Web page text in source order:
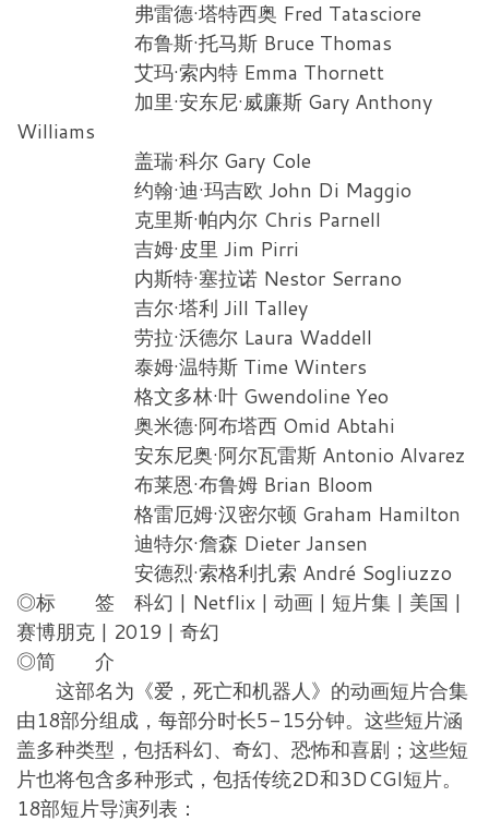
弗雷德·塔特西奥 Fred Tatasciore
布鲁斯·托马斯 Bruce Thomas
艾玛·索内特 Emma Thornett
加里·安东尼·威廉斯 Gary Anthony
Williams
盖瑞·科尔 Gary Cole
约翰·迪·玛吉欧 John Di Maggio
克里斯·帕内尔 Chris Parnell
吉姆·皮里 Jim Pirri
内斯特·塞拉诺 Nestor Serrano
吉尔·塔利 Jill Talley
劳拉·沃德尔 Laura Waddell
泰姆·温特斯 Time Winters
格文多林·叶 Gwendoline Yeo
奥米德·阿布塔西 Omid Abtahi
安东尼奥·阿尔瓦雷斯 Antonio Alvarez
布莱恩·布鲁姆 Brian Bloom
格雷厄姆·汉密尔顿 Graham Hamilton
迪特尔·詹森 Dieter Jansen
安德烈·索格利扎索 André Sogliuzzo
◎标 签 科幻 | Netflix | 动画 | 短片集 | 美国 |
赛博朋克 | 2019 | 奇幻
◎简 介
这部名为《爱，死亡和机器人》的动画短片合集
由18部分组成，每部分时长5-15分钟。这些短片涵
盖多种类型，包括科幻、奇幻、恐怖和喜剧；这些短
片也将包含多种形式，包括传统2D和3DCGI短片。
18部短片导演列表：